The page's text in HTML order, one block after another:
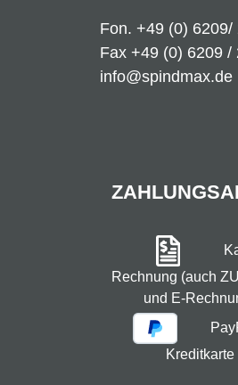
Fon. +49 (0) 6209/
Fax +49 (0) 6209 /
info@spindmax.de
Rechnung (auch
und E-
Kreditkarte